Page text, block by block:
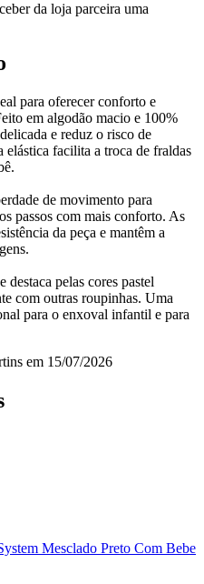
da loja parceira uma
para oferecer conforto e
em algodão macio e 100%
e reduz o risco de
facilita a troca de fraldas
de movimento para
passos com mais conforto. As
da peça e mantêm a
destaca pelas cores pastel
com outras roupinhas. Uma
para o enxoval infantil e para
em 15/07/2026
Mesclado Preto Com Bebe